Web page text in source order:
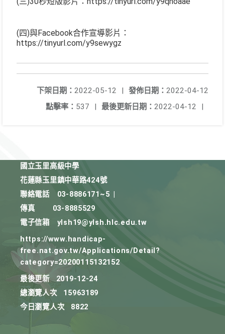
(四)與Facebook合作宣導影片：
https://tinyurl.com/y9sewygz
發佈日期： 2022-04-12
下架日期： 2022-05-12
|
最後更新日期： 2022-04-12 |
點擊率： 537 |
國立玉里高級中學
花蓮縣玉里鎮中華路424號
聯絡電話
03-8886171~5
傳真
03-8885529
電子信箱
ylsh19@ylsh.hlc.edu.tw
https://www.handicap-
free.nat.gov.tw/Applications/Detail?
category=20200115132152
最後更新
2019-12-24
總瀏覽人次
15963189
今日瀏覽人次
8822